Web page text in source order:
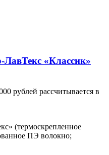
«Классик»
рублей рассчитывается в
(термоскрепленное
ПЭ волокно;